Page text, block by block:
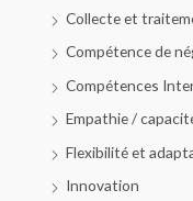
Collecte et
Compétence de
Compétences
Empathie /
Flexibilité et
Innovation